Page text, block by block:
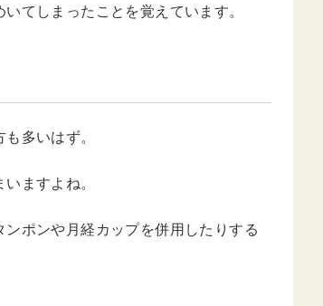
てしまったことを覚えています。
多いはず。
ますよね。
ポンや月経カップを併用したりする